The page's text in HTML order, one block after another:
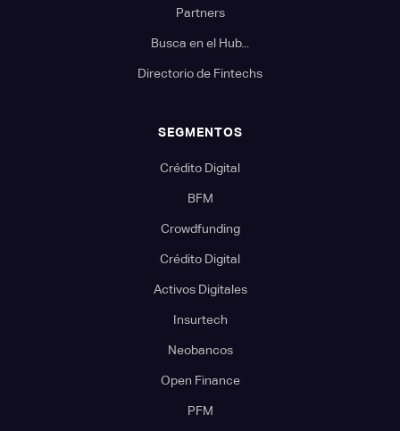
Partners
Busca en el Hub...
Directorio de Fintechs
SEGMENTOS
Crédito Digital
BFM
Crowdfunding
Crédito Digital
Activos Digitales
Insurtech
Neobancos
Open Finance
PFM